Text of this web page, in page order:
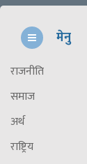
मेनु
राजनीति
समाज
अर्थ
राष्ट्रिय